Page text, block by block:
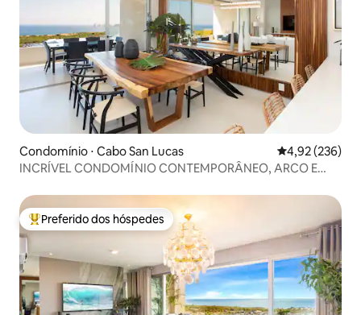
Condomínio ⋅ Cabo San Lucas 4,92 de uma
4,92 (236)
INCRÍVEL CONDOMÍNIO CONTEMPORÂNEO, ARCO E
Entre os melhores preferidos dos hóspedes
Preferido dos hóspedes